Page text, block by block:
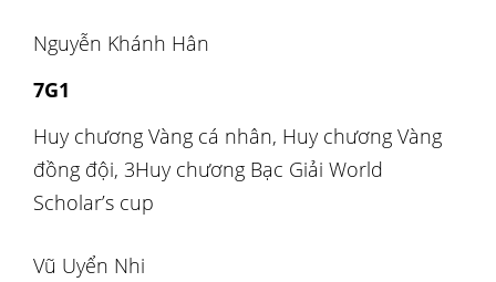
Nguyễn Khánh Hân
7G1
Huy chương Vàng cá nhân, Huy chương Vàng
đồng đội, 3Huy chương Bạc Giải World
Scholar’s cup
Vũ Uyển Nhi